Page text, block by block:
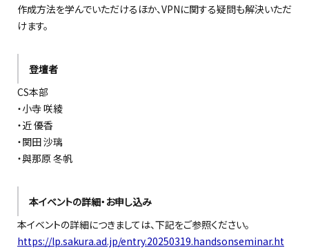
作成方法を学んでいただけるほか、VPNに関する疑問も解決いただ
けます。
登壇者
CS本部
・小寺 咲綾
・近 優香
・関田 沙璃
・與那原 冬帆
本イベントの詳細・お申し込み
本イベントの詳細につきましては、下記をご参照ください。
https://lp.sakura.ad.jp/entry.20250319.handsonseminar.ht